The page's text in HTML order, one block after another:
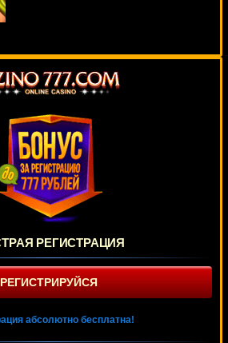
РЕГИСТРАЦИЯ
РЕГИСТРИРУЙСЯ
абсолютно бесплатна!